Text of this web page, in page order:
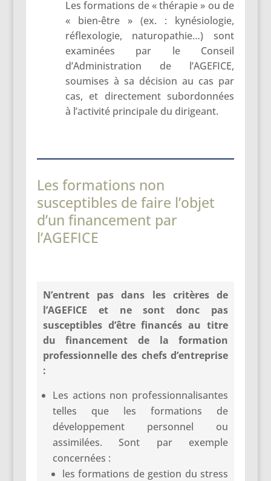
Les formations de « thérapie » ou de
« bien-être » (ex. : kynésiologie,
réflexologie, naturopathie…) sont
examinées par le Conseil
d’Administration de l’AGEFICE,
soumises à sa décision au cas par
cas, et directement subordonnées
à l’activité principale du dirigeant.
Les formations non
susceptibles de faire l’objet
d’un financement par
l’AGEFICE
N’entrent pas dans les critères de
l’AGEFICE et ne sont donc pas
susceptibles d’être financés au titre
du financement de la formation
professionnelle des chefs d’entreprise
:
Les actions non professionnalisantes
telles que les formations de
développement personnel ou
assimilées. Sont par exemple
concernées :
les formations de gestion du stress